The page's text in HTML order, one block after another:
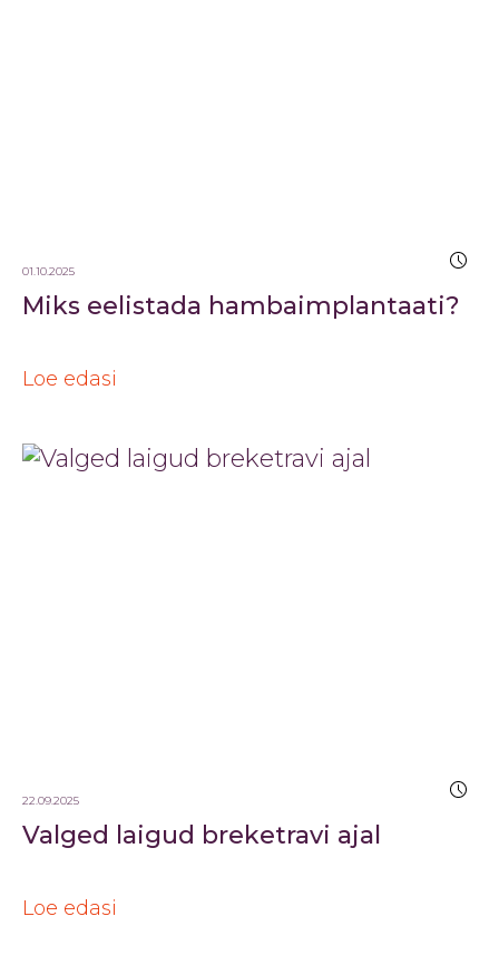
01.10.2025
Miks eelistada hambaimplantaati?
Loe edasi
22.09.2025
Valged laigud breketravi ajal
Loe edasi